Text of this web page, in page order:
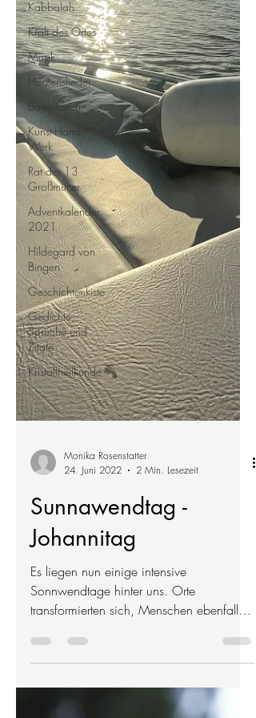
Kabbalah
Kraft des Ortes
Musik
Herzenslieder
Bastelideen
Kunst-Hand-
Werk
Rat der 13
Großmütter
Adventkalender
2021
Hildegard von
Bingen
Geschichtenkiste
Gedichte,
Sprüche und
Zitate
Kristallheilkunde
24. Juni 2022
2 Min. Lesezeit
Sunnawendtag -
Johannitag
Es liegen nun einige intensive
Sonnwendtage hinter uns. Orte
transformierten sich, Menschen ebenfalls.
Diese Woche war wohl eine der...